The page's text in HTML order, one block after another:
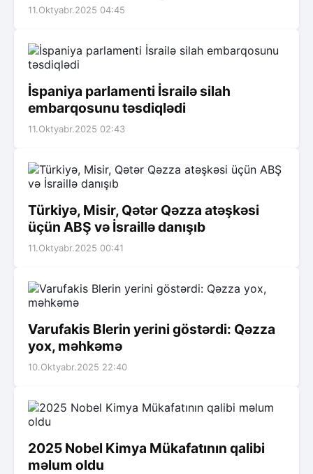
11.Oktyabr.2025 04:45
İspaniya parlamenti İsrailə silah
embarqosunu təsdiqlədi
11.Oktyabr.2025 02:43
Türkiyə, Misir, Qətər Qəzza atəşkəsi
üçün ABŞ və İsraillə danışıb
11.Oktyabr.2025 00:41
Varufakis Blerin yerini göstərdi: Qəzza
yox, məhkəmə
10.Oktyabr.2025 22:40
2025 Nobel Kimya Mükafatının qalibi
məlum oldu